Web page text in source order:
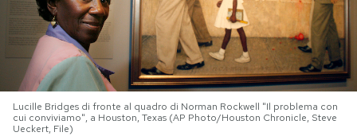
I MIEI PREFERITI
SHOP
Lucille Bridges di fronte al quadro di Norman Rockwell "Il problema con
cui conviviamo", a Houston, Texas (AP Photo/Houston Chronicle, Steve
Ueckert, File)